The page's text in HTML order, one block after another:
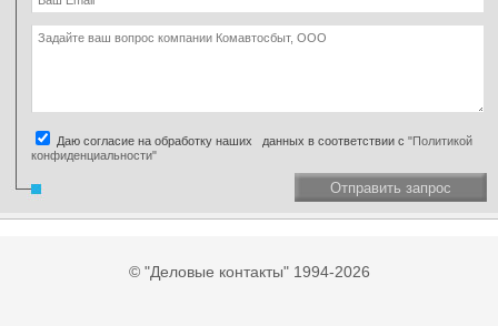
Даю согласие на обработку наших данных в соответствии с "Политикой
конфиденциальности"
Отправить запрос
© "Деловые контакты" 1994-2026